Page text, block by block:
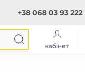
+38 068 03 93 222
кабінет